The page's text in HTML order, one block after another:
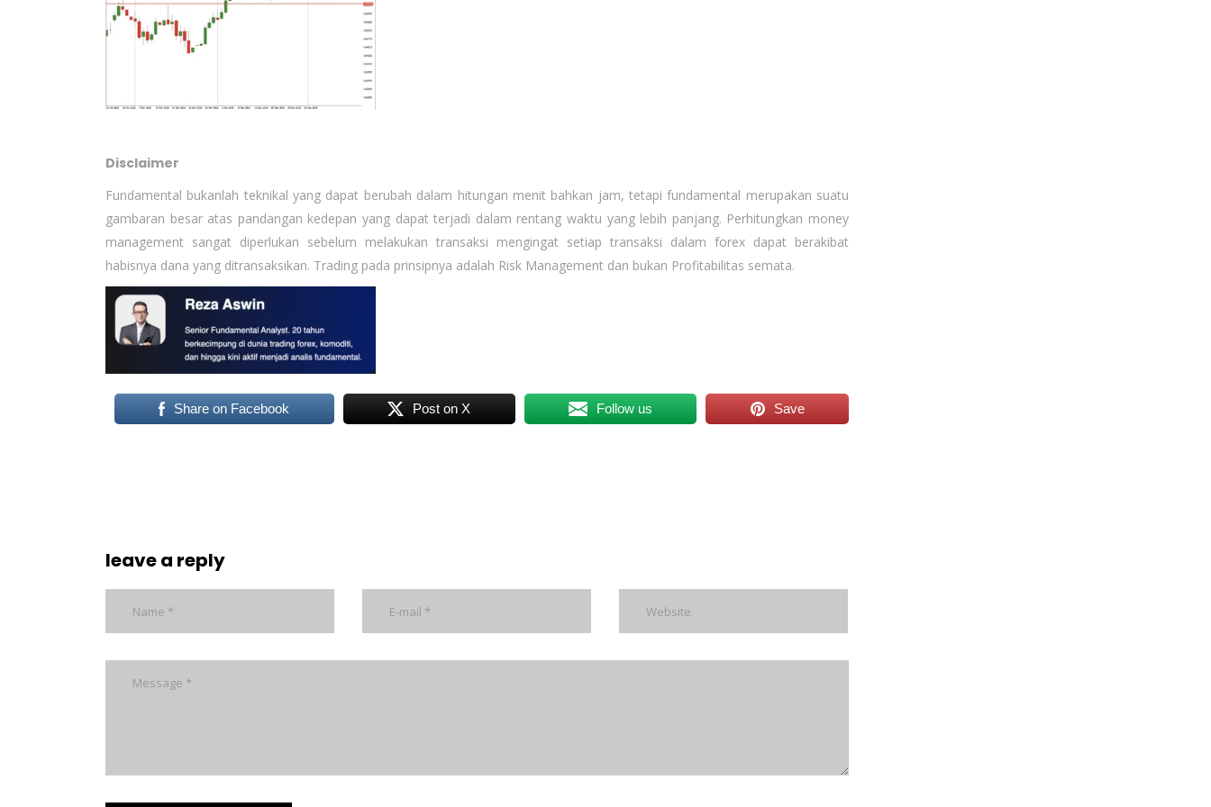
Disclaimer
Fundamental bukanlah teknikal yang dapat berubah dalam hitungan menit bahkan jam, tetapi fundamental merupakan suatu
gambaran besar atas pandangan kedepan yang dapat terjadi dalam rentang waktu yang lebih panjang. Perhitungkan money
management sangat diperlukan sebelum melakukan transaksi mengingat setiap transaksi dalam forex dapat berakibat
habisnya dana yang ditransaksikan. Trading pada prinsipnya adalah Risk Management dan bukan Profitabilitas semata.
Share on Facebook Post on X Follow us Save
leave a reply